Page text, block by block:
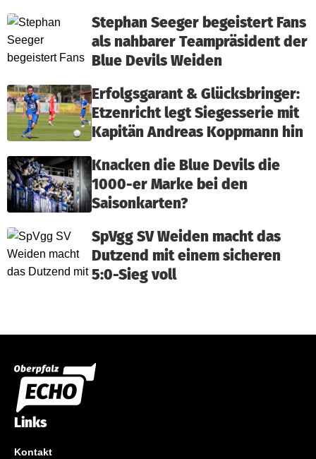
Stephan Seeger begeistert Fans
als nahbarer Teampräsident der
Blue Devils Weiden
Erfolgsgarant & Glücksbringer:
Etzenricht legt Siegesserie mit
Kapitän Andreas Koppmann hin
Knacken die Blue Devils die
1000-er Marke bei den
Saisonkarten?
SpVgg SV Weiden macht das
Dutzend mit einem sicheren
5:0-Sieg voll
Links
Kontakt